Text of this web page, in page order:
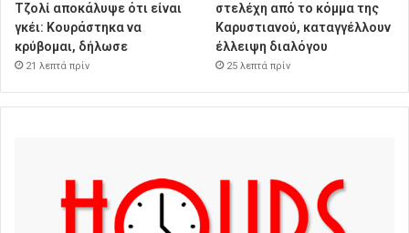
Τζολί αποκάλυψε ότι είναι
γκέι: Κουράστηκα να
κρύβομαι, δήλωσε
21 λεπτά πρίν
στελέχη από το κόμμα της
Καρυστιανού, καταγγέλλουν
έλλειψη διαλόγου
25 λεπτά πρίν